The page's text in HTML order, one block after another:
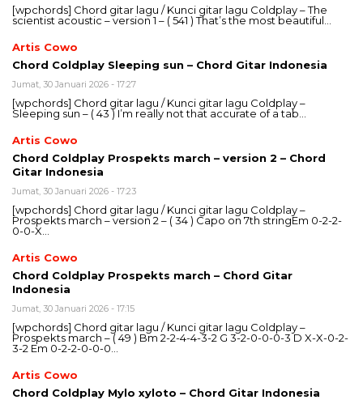
[wpchords] Chord gitar lagu / Kunci gitar lagu Coldplay – The
scientist acoustic – version 1 – ( 541 ) That’s the most beautiful…
Artis Cowo
Chord Coldplay Sleeping sun – Chord Gitar Indonesia
Jumat, 30 Januari 2026 - 17:27
[wpchords] Chord gitar lagu / Kunci gitar lagu Coldplay –
Sleeping sun – ( 43 ) I’m really not that accurate of a tab…
Artis Cowo
Chord Coldplay Prospekts march – version 2 – Chord
Gitar Indonesia
Jumat, 30 Januari 2026 - 17:23
[wpchords] Chord gitar lagu / Kunci gitar lagu Coldplay –
Prospekts march – version 2 – ( 34 ) Capo on 7th stringEm 0-2-2-
0-0-X…
Artis Cowo
Chord Coldplay Prospekts march – Chord Gitar
Indonesia
Jumat, 30 Januari 2026 - 17:15
[wpchords] Chord gitar lagu / Kunci gitar lagu Coldplay –
Prospekts march – ( 49 ) Bm 2-2-4-4-3-2 G 3-2-0-0-0-3 D X-X-0-2-
3-2 Em 0-2-2-0-0-0…
Artis Cowo
Chord Coldplay Mylo xyloto – Chord Gitar Indonesia